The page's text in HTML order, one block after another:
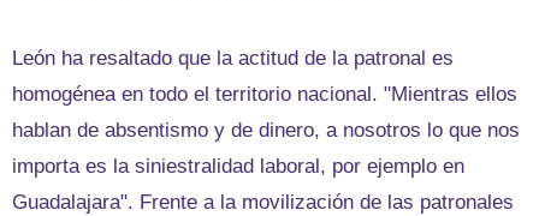
León ha resaltado que la actitud de la patronal es
homogénea en todo el territorio nacional. "Mientras ellos
hablan de absentismo y de dinero, a nosotros lo que nos
importa es la siniestralidad laboral, por ejemplo en
Guadalajara". Frente a la movilización de las patronales